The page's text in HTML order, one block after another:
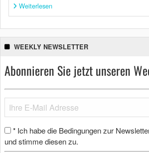
Weiterlesen
WEEKLY NEWSLETTER
Abonnieren Sie jetzt unseren
* Ich habe die Bedingungen zur
und stimme diesen zu.